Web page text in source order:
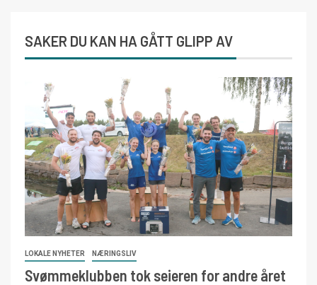
SAKER DU KAN HA GÅTT GLIPP AV
LOKALE NYHETER NÆRINGSLIV
Svømmeklubben tok seieren for andre året